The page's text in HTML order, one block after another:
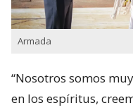
Armada
“Nosotros somos
en los espíritus,